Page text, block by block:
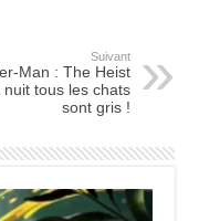
Suivant
Man : The Heist
nuit tous les chats
sont gris !